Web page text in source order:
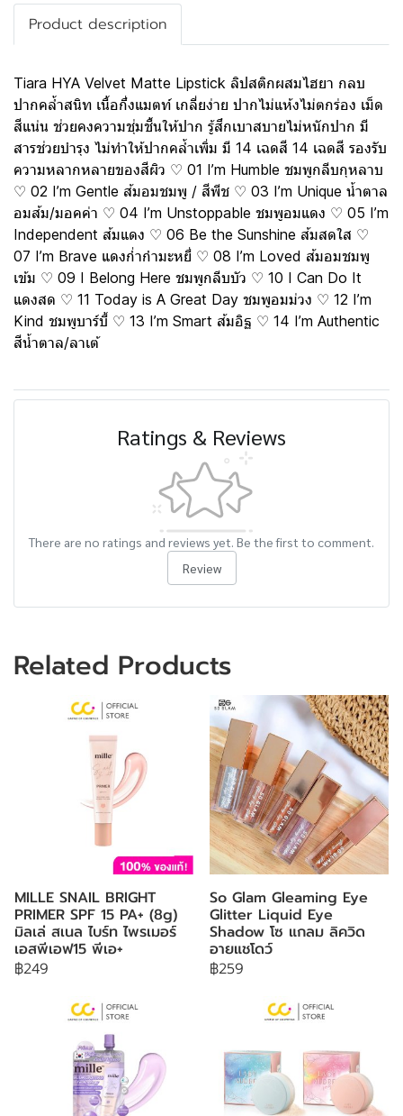
Product description
Tiara HYA Velvet Matte Lipstick ลิปสติกผสมไฮยา กลบ
ปากคล้ำสนิท เนื้อกึ่งแมตท์ เกลี่ยง่าย ปากไม่แห้งไม่ตกร่อง เม็ด
สีแน่น ช่วยคงความชุ่มชื้นให้ปาก รู้สึกเบาสบายไม่หนักปาก มี
สารช่วยบำรุง ไม่ทำให้ปากคล้ำเพิ่ม มี 14 เฉดสี 14 เฉดสี รองรับ
ความหลากหลายของสีผิว ♡ 01 I’m Humble ชมพูกลีบกุหลาบ
♡ 02 I’m Gentle ส้มอมชมพู / สีพีช ♡ 03 I’m Unique น้ำตาล
อมส้ม/มอคค่า ♡ 04 I’m Unstoppable ชมพูอมแดง ♡ 05 I’m
Independent ส้มแดง ♡ 06 Be the Sunshine ส้มสดใส ♡
07 I’m Brave แดงก่ำกำมะหยี่ ♡ 08 I’m Loved ส้มอมชมพู
เข้ม ♡ 09 I Belong Here ชมพูกลีบบัว ♡ 10 I Can Do It
แดงสด ♡ 11 Today is A Great Day ชมพูอมม่วง ♡ 12 I’m
Kind ชมพูบาร์บี้ ♡ 13 I’m Smart ส้มอิฐ ♡ 14 I’m Authentic
สีน้ำตาล/ลาเต้
Ratings & Reviews
There are no ratings and reviews yet. Be the first to comment.
Review
Related Products
MILLE SNAIL BRIGHT
PRIMER SPF 15 PA+ (8g)
มิลเล่ สเนล ไบร์ท ไพรเมอร์
เอสพีเอฟ15 พีเอ+
฿249
So Glam Gleaming Eye
Glitter Liquid Eye
Shadow โซ แกลม ลิควิด
อายแชโดว์
฿259